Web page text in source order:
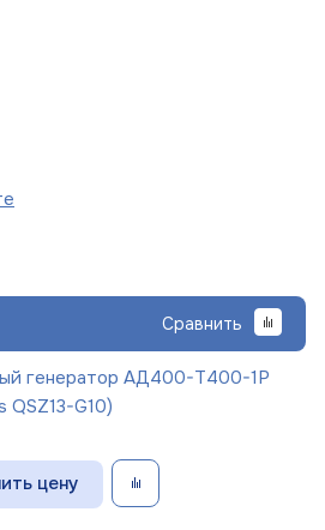
Сравнить
генератор АД400-Т400-1Р
QSZ13-G10)
цену